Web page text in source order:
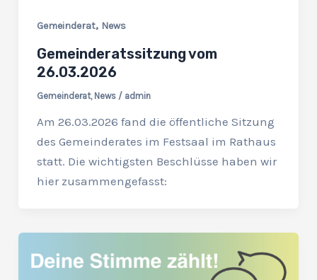
Gemeinderat, News
Gemeinderatssitzung vom
26.03.2026
Gemeinderat, News/ admin
Am 26.03.2026 fand die öffentliche Sitzung
des Gemeinderates im Festsaal im Rathaus
statt. Die wichtigsten Beschlüsse haben wir
hier zusammengefasst: